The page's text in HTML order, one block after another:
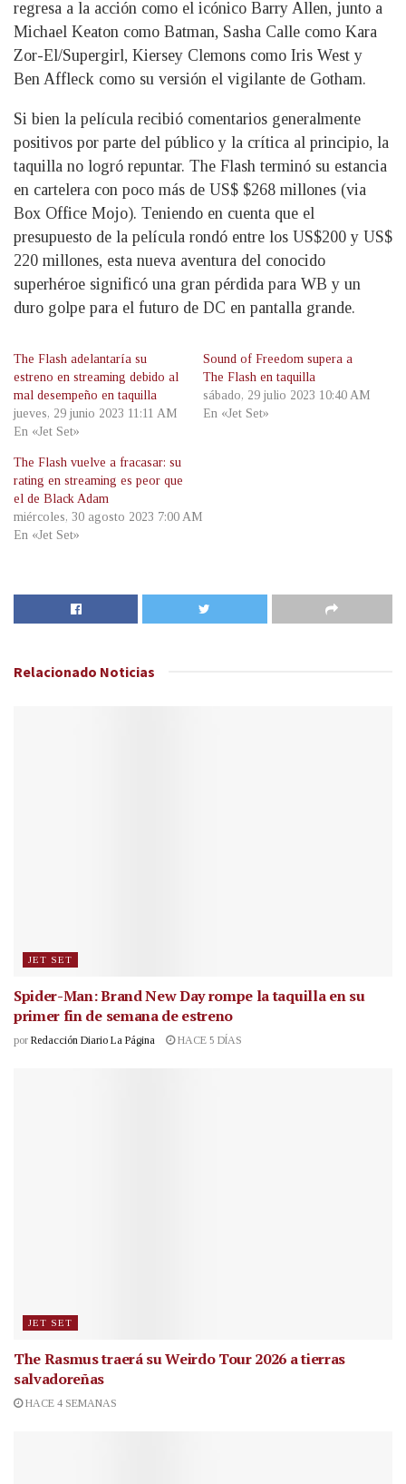
regresa a la acción como el icónico Barry Allen, junto a
Michael Keaton como Batman, Sasha Calle como Kara
Zor-El/Supergirl, Kiersey Clemons como Iris West y
Ben Affleck como su versión el vigilante de Gotham.
Si bien la película recibió comentarios generalmente
positivos por parte del público y la crítica al principio, la
taquilla no logró repuntar. The Flash terminó su estancia
en cartelera con poco más de US$ $268 millones (via
Box Office Mojo). Teniendo en cuenta que el
presupuesto de la película rondó entre los US$200 y US$
220 millones, esta nueva aventura del conocido
superhéroe significó una gran pérdida para WB y un
duro golpe para el futuro de DC en pantalla grande.
The Flash adelantaría su
estreno en streaming debido al
mal desempeño en taquilla
jueves, 29 junio 2023 11:11 AM
En «Jet Set»
Sound of Freedom supera a
The Flash en taquilla
sábado, 29 julio 2023 10:40 AM
En «Jet Set»
The Flash vuelve a fracasar: su
rating en streaming es peor que
el de Black Adam
miércoles, 30 agosto 2023 7:00 AM
En «Jet Set»
Relacionado Noticias
JET SET
Spider-Man: Brand New Day rompe la taquilla en su
primer fin de semana de estreno
por Redacción Diario La Página HACE 5 DÍAS
JET SET
The Rasmus traerá su Weirdo Tour 2026 a tierras
salvadoreñas
HACE 4 SEMANAS